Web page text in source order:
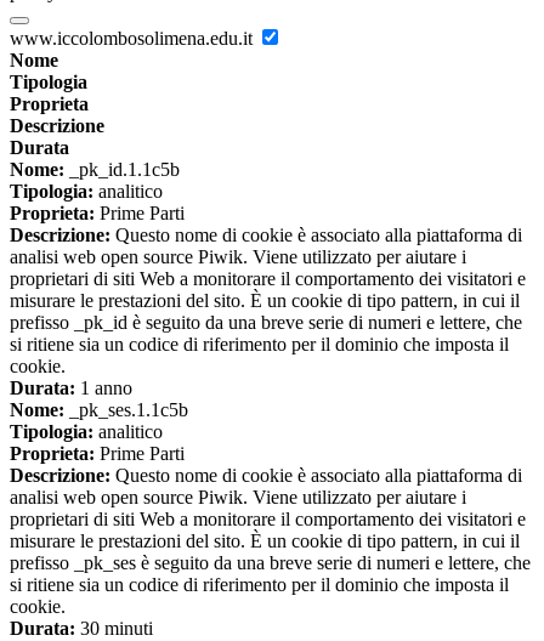
www.iccolombosolimena.edu.it
Nome
Tipologia
Proprieta
Descrizione
Durata
Nome: _pk_id.1.1c5b
Tipologia: analitico
Proprieta: Prime Parti
Descrizione: Questo nome di cookie è associato alla piattaforma di
analisi web open source Piwik. Viene utilizzato per aiutare i
proprietari di siti Web a monitorare il comportamento dei visitatori e
misurare le prestazioni del sito. È un cookie di tipo pattern, in cui il
prefisso _pk_id è seguito da una breve serie di numeri e lettere, che
si ritiene sia un codice di riferimento per il dominio che imposta il
cookie.
Durata: 1 anno
Nome: _pk_ses.1.1c5b
Tipologia: analitico
Proprieta: Prime Parti
Descrizione: Questo nome di cookie è associato alla piattaforma di
analisi web open source Piwik. Viene utilizzato per aiutare i
proprietari di siti Web a monitorare il comportamento dei visitatori e
misurare le prestazioni del sito. È un cookie di tipo pattern, in cui il
prefisso _pk_ses è seguito da una breve serie di numeri e lettere, che
si ritiene sia un codice di riferimento per il dominio che imposta il
cookie.
Durata: 30 minuti